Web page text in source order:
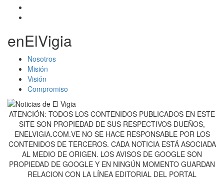
enElVigia
Nosotros
Misión
Visión
Compromiso
ATENCIÓN: TODOS LOS CONTENIDOS PUBLICADOS EN ESTE
SITE SON PROPIEDAD DE SUS RESPECTIVOS DUEÑOS,
ENELVIGIA.COM.VE NO SE HACE RESPONSABLE POR LOS
CONTENIDOS DE TERCEROS. CADA NOTICIA ESTÁ ASOCIADA
AL MEDIO DE ORIGEN. LOS AVISOS DE GOOGLE SON
PROPIEDAD DE GOOGLE Y EN NINGÚN MOMENTO GUARDAN
RELACION CON LA LÍNEA EDITORIAL DEL PORTAL